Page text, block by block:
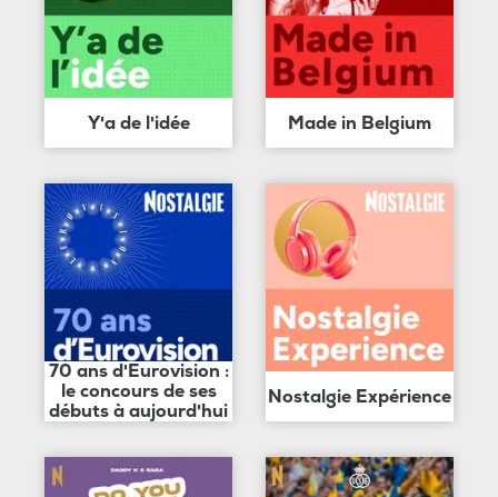
Y'a de l'idée Made in Belgium
70 ans d'Eurovision :
le concours de ses
débuts à aujourd'hui
Nostalgie Expérience